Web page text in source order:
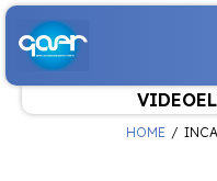
HOME